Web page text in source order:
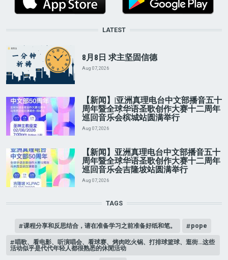
LATEST
8月8日 求主坚固信德
Aug 07, 2026
【新闻】|亚洲真理电台中文部播音五十
周年暨全球华语圣歌创作大赛十二周年
巡回音乐会槟城站圆满举行
Aug 07, 2026
【新闻】亚洲真理电台中文部播音五十
周年暨全球华语圣歌创作大赛十二周年
巡回音乐会吉隆坡站圆满举行
Aug 07, 2026
TAGS
课程分享和反思结合，请在准备学习之前准备好纸和笔。 pope
唱歌、看电影、听演唱会、看球赛、烤肉吃火锅、打排球篮球、逛街…这些
活动似乎是代代年轻人都很熟悉的休閒活动